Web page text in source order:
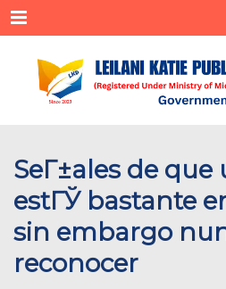
Menu
SeГ±ales de
estГЎ bastante
sin embargo
reconocer